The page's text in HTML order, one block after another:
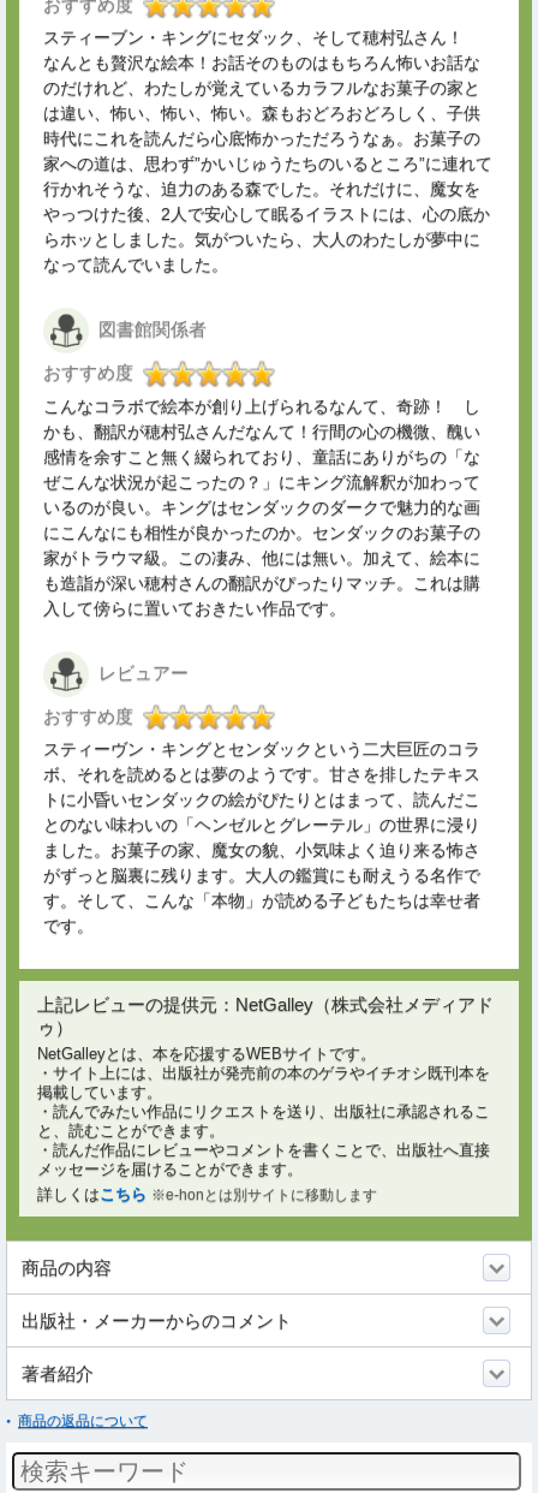
スティーブン・キングにセダック、そして穂村弘さん！
なんとも贅沢な絵本！お話そのものはもちろん怖いお話な
のだけれど、わたしが覚えているカラフルなお菓子の家と
は違い、怖い、怖い、怖い。森もおどろおどろしく、子供
時代にこれを読んだら心底怖かっただろうなぁ。お菓子の
家への道は、思わず”かいじゅうたちのいるところ”に連れて
行かれそうな、迫力のある森でした。それだけに、魔女を
やっつけた後、2人で安心して眠るイラストには、心の底か
らホッとしました。気がついたら、大人のわたしが夢中に
なって読んでいました。
図書館関係者
おすすめ度
こんなコラボで絵本が創り上げられるなんて、奇跡！ し
かも、翻訳が穂村弘さんだなんて！行間の心の機微、醜い
感情を余すこと無く綴られており、童話にありがちの「な
ぜこんな状況が起こったの？」にキング流解釈が加わって
いるのが良い。キングはセンダックのダークで魅力的な画
にこんなにも相性が良かったのか。センダックのお菓子の
家がトラウマ級。この凄み、他には無い。加えて、絵本に
も造詣が深い穂村さんの翻訳がぴったりマッチ。これは購
入して傍らに置いておきたい作品です。
レビュアー
おすすめ度
スティーヴン・キングとセンダックという二大巨匠のコラ
ボ、それを読めるとは夢のようです。甘さを排したテキス
トに小昏いセンダックの絵がぴたりとはまって、読んだこ
とのない味わいの「ヘンゼルとグレーテル」の世界に浸り
ました。お菓子の家、魔女の貌、小気味よく迫り来る怖さ
がずっと脳裏に残ります。大人の鑑賞にも耐えうる名作で
す。そして、こんな「本物」が読める子どもたちは幸せ者
です。
上記レビューの提供元：NetGalley（株式会社メディアド
ゥ）
NetGalleyとは、本を応援するWEBサイトです。
・サイト上には、出版社が発売前の本のゲラやイチオシ既刊本を
掲載しています。
・読んでみたい作品にリクエストを送り、出版社に承認されるこ
と、読むことができます。
・読んだ作品にレビューやコメントを書くことで、出版社へ直接
メッセージを届けることができます。
詳しくはこちら ※e-honとは別サイトに移動します
商品の内容
出版社・メーカーからのコメント
著者紹介
商品の返品について